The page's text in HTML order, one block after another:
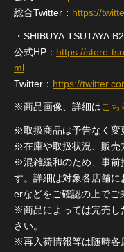
総合Twitter： https://
・SHIBUYA TSUTAYA
公式HP： https://store-
ml
Twitter： https://
※商品画像、詳細はこち
※取扱商品は予告なく変
※在庫や取扱状況、販売
※混雑緩和のため、事前
す。詳細は対象各店舗
erなどをご確認の上でご
※商品によっては完売し
さい。
※再入荷情報等は随時各